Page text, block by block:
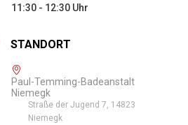
11:30 - 12:30
STANDORT
Paul-Temming-Badeanstalt
Niemegk
Straße der Jugend 7, 14823
Niemegk